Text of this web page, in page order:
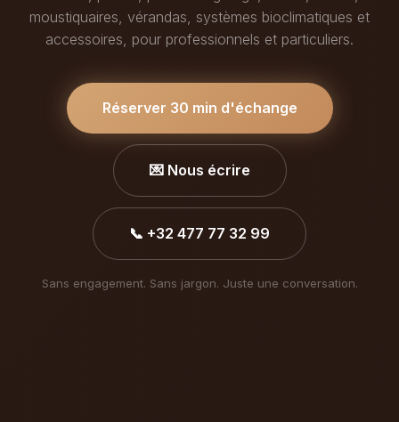
moustiquaires, vérandas, systèmes bioclimatiques et
accessoires, pour professionnels et particuliers.
Réserver 30 min d'échange
💌 Nous écrire
📞 +32 477 77 32 99
Sans engagement. Sans jargon. Juste une conversation.